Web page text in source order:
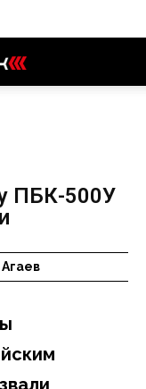
ПБК-500У